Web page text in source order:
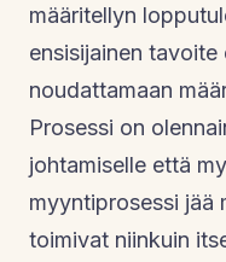
määritellyn
ensisijainen
noudattamaan
Prosessi on
johtamiselle että
myyntiprosessi jää
toimivat niinkuin